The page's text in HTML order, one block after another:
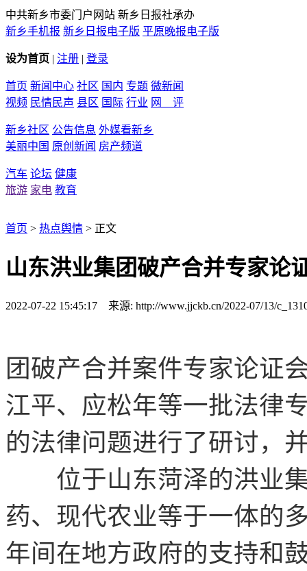
中共新乡市委门户网站 新乡日报社承办
新乡手机报 新乡日报电子版 平原晚报电子版
设为首页 | 注册 | 登录
首页 新闻中心 社区 国内 专题 微新闻
视频 民情民声 县区 国际 行业 网 评
新乡社区 公告信息 外媒看新乡
美丽中国 原创新闻 房产频道
汽车 论坛 健康
旅游 家电 教育
首页 > 热点舆情 > 正文
山东洪业集团破产合并专家论
2022-07-22 15:45:17 来源: http://www.jjckb.cn/2022-07/13/
团破产合并案件专家论证
江平、应松年等一批法律
的法律问题进行了研讨，
位于山东菏泽的洪业集
药、现代农业等于一体的
年间在地方政府的支持和